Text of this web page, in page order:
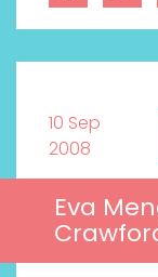
10 Sep
2008
Eva